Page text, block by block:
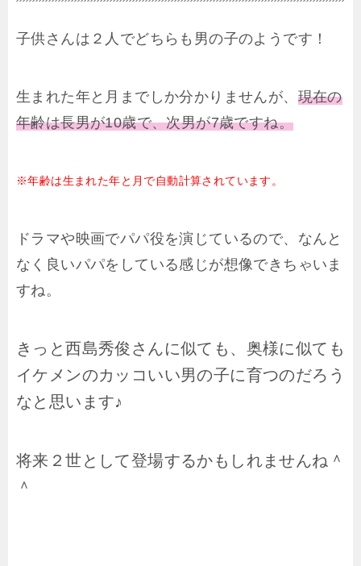
子供さんは２人でどちらも男の子のようです！
生まれた年と月までしか分かりませんが、 現在の
年齢は長男が10歳で、次男が7歳ですね。
※年齢は生まれた年と月で自動計算されています。
ドラマや映画でパパ役を演じているので、なんと
なく良いパパをしている感じが想像できちゃいま
すね。
きっと西島秀俊さんに似ても、奥様に似ても
イケメンのカッコいい男の子に育つのだろう
なと思います♪
将来２世として登場するかもしれませんね＾
＾